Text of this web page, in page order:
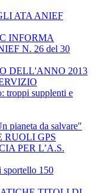
ATA ANIEF
INFORMA
N. 26 del 30
DELL'ANNO 2013
troppi supplenti e
pianeta da salvare"
RUOLI GPS
PER L’A.S.
sportello 150